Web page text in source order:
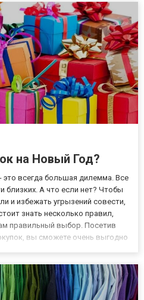
на Новый Год?
всегда большая дилемма. Все
А что если нет? Чтобы
и избежать угрызений совести,
знать несколько правил,
правильный выбор. Посетив
вы сможете очень выгодно